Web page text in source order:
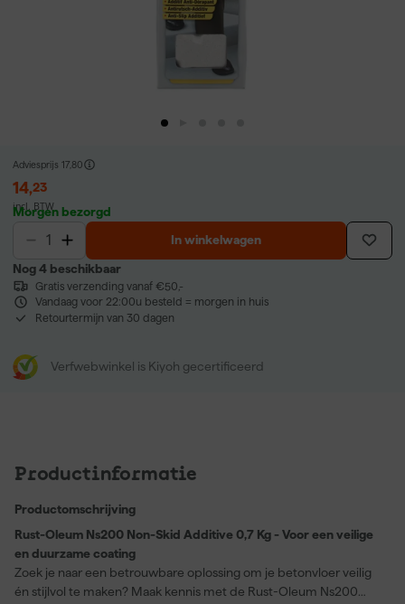
Adviesprijs 17,80
14,23
incl. BTW
Morgen bezorgd
In winkelwagen
Nog 4 beschikbaar
Gratis verzending vanaf €50,-
Vandaag voor 22:00u besteld = morgen in huis
Retourtermijn van 30 dagen
Verfwebwinkel is Kiyoh gecertificeerd
Productinformatie
Productomschrijving
Rust-Oleum Ns200 Non-Skid Additive 0,7 Kg - Voor een veilige
en duurzame coating
Zoek je naar een betrouwbare oplossing om je betonvloer veilig
én stijlvol te maken? Maak kennis met de Rust-Oleum Ns200